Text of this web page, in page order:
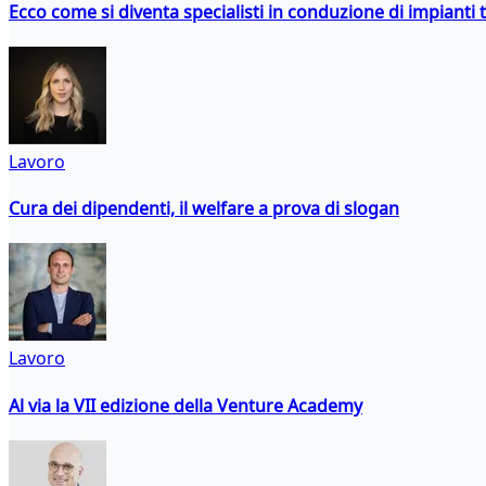
Ecco come si diventa specialisti in conduzione di impianti
Lavoro
Cura dei dipendenti, il welfare a prova di slogan
Lavoro
Al via la VII edizione della Venture Academy